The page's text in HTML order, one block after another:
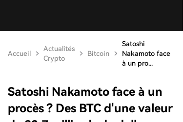
Accueil
Actualités
Crypto
Bitcoin
Satoshi
Nakamoto face
à un pro...
Satoshi Nakamoto face à un
procès ? Des BTC d'une valeur